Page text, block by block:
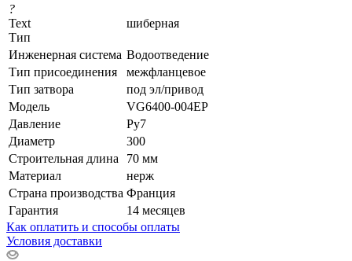
?
Text
Тип
шиберная
Инженерная система Водоотведение
Тип присоединения
межфланцевое
Тип затвора
под эл/привод
Модель
VG6400-004EP
Давление
Ру7
Диаметр
300
Строительная длина
70 мм
Материал
нерж
Страна производства Франция
Гарантия
14 месяцев
Как оплатить и способы оплаты
Условия доставки